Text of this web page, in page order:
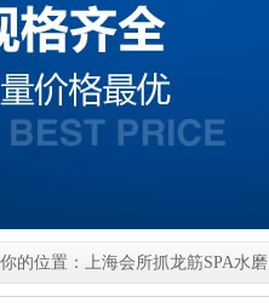
你的位置： 上海会所抓龙筋SPA水磨